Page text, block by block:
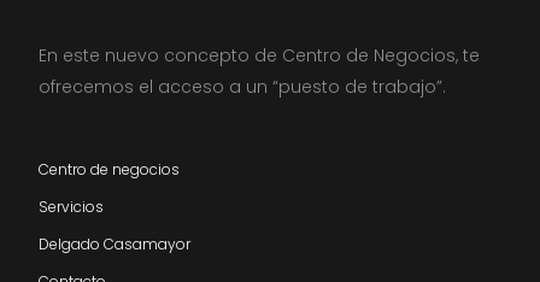
En este nuevo concepto de Centro de Negocios, te
ofrecemos el acceso a un “puesto de trabajo”.
Centro de negocios
Servicios
Delgado Casamayor